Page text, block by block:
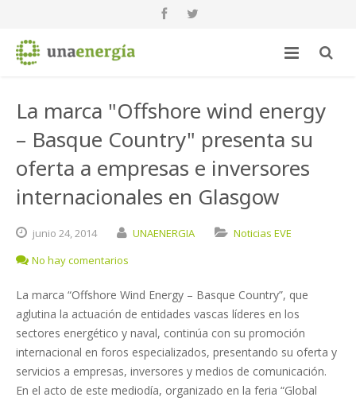
La marca "Offshore wind energy
– Basque Country" presenta su
oferta a empresas e inversores
internacionales en Glasgow
junio 24,2014 UNAENERGIA
Noticias EVE
No hay comentarios
La marca “Offshore Wind Energy – Basque Country”, que
aglutina la actuación de entidades vascas líderes en los
sectores energético y naval, continúa con su promoción
internacional en foros especializados, presentando su oferta y
servicios a empresas, inversores y medios de comunicación.
En el acto de este mediodía, organizado en la feria “Global